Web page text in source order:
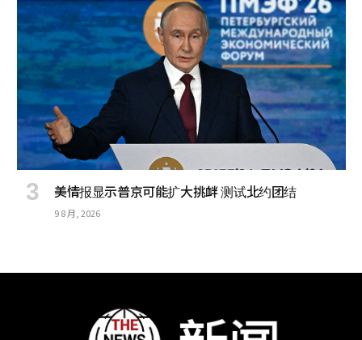
美情报显示普京可能扩大挑衅 测试北约团结
9 8 月, 2026